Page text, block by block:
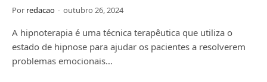
Por redacao outubro 26, 2024
A hipnoterapia é uma técnica terapêutica que utiliza o
estado de hipnose para ajudar os pacientes a resolverem
problemas emocionais…